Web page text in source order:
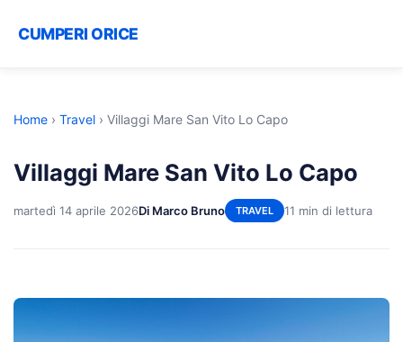
CUMPERI ORICE
Home › Travel › Villaggi Mare San Vito Lo Capo
Villaggi Mare San Vito Lo Capo
martedì 14 aprile 2026Di Marco Bruno TRAVEL 11 min di lettura